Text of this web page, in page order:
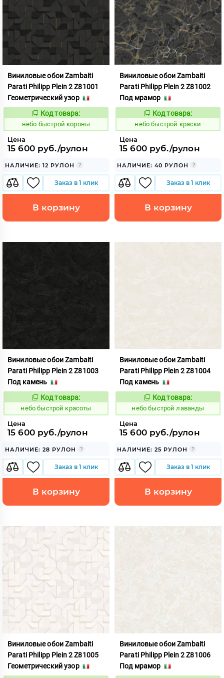
Виниловые обои Zambaiti
Parati Philipp Plein 2 Z81001
Геометрический узор
1110413
Код товара:
небо быстрой короны
Цена
15 600 руб./рулон
НАЛИЧИЕ: 12 РУЛОН
Заказ в 1 клик
В корзину
Виниловые обои Zambaiti
Parati Philipp Plein 2 Z81002
Под мрамор
1110414
Код товара:
небо быстрой краски
Цена
15 600 руб./рулон
НАЛИЧИЕ: 40 РУЛОН
Заказ в 1 клик
В корзину
Виниловые обои Zambaiti
Parati Philipp Plein 2 Z81003
Под камень
1110415
Код товара:
небо быстрой красоты
Цена
15 600 руб./рулон
НАЛИЧИЕ: 28 РУЛОН
Заказ в 1 клик
В корзину
Виниловые обои Zambaiti
Parati Philipp Plein 2 Z81004
Под камень
1110416
Код товара:
небо быстрой лаванды
Цена
15 600 руб./рулон
НАЛИЧИЕ: 25 РУЛОН
Заказ в 1 клик
В корзину
Виниловые обои Zambaiti
Parati Philipp Plein 2 Z81005
Геометрический узор
Виниловые обои Zambaiti
Parati Philipp Plein 2 Z81006
Под мрамор